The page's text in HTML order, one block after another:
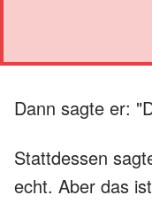
Dann sagte er:
Stattdessen
echt. Aber das